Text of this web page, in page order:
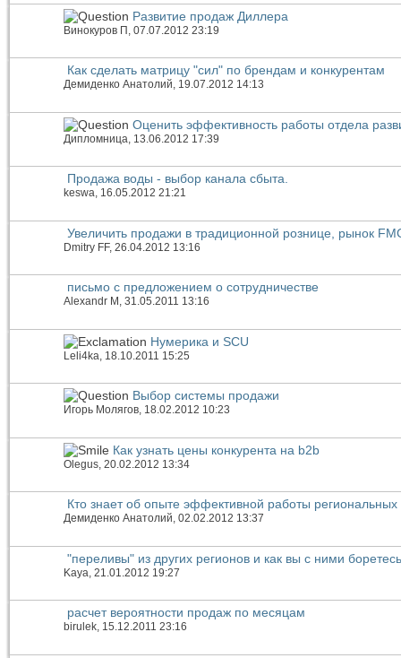
Развитие продаж Диллера
Винокуров П , 07.07.2012 23:19
Как сделать матрицу "сил" по брендам и конкурентам
Демиденко Анатолий, 19.07.2012 14:13
Оценить эффективность работы отдела
Дипломница, 13.06.2012 17:39
Продажа воды - выбор канала сбыта.
keswa, 16.05.2012 21:21
Увеличить продажи в традиционной рознице, рынок
Dmitry FF, 26.04.2012 13:16
письмо с предложением о сотрудничестве
Alexandr M , 31.05.2011 13:16
Нумерика и SCU
Leli4ka, 18.10.2011 15:25
Выбор системы продажи
Игорь Молягов, 18.02.2012 10:23
Как узнать цены конкурента на b2b
Olegus , 20.02.2012 13:34
Кто знает об опыте эффективной работы региональных
Демиденко Анатолий, 02.02.2012 13:37
"переливы" из других регионов и как вы с ними боретесь
Kaya , 21.01.2012 19:27
расчет вероятности продаж по месяцам
birulek, 15.12.2011 23:16